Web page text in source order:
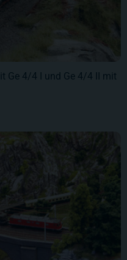
Ge 4/4 I und Ge 4/4 II mit